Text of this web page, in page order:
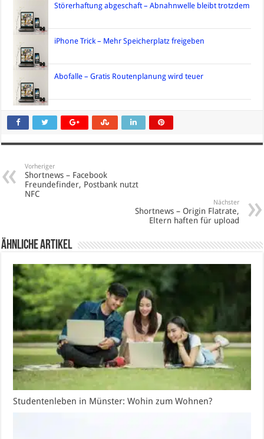
Störerhaftung abgeschaft – Abnahnwelle bleibt trotzdem
iPhone Trick – Mehr Speicherplatz freigeben
Abofalle – Gratis Routenplanung wird teuer
Vorheriger
Shortnews – Facebook
Freundefinder, Postbank nutzt
NFC
Nächster
Shortnews – Origin Flatrate,
Eltern haften für upload
Ähnliche Artikel
Studentenleben in Münster: Wohin zum Wohnen?